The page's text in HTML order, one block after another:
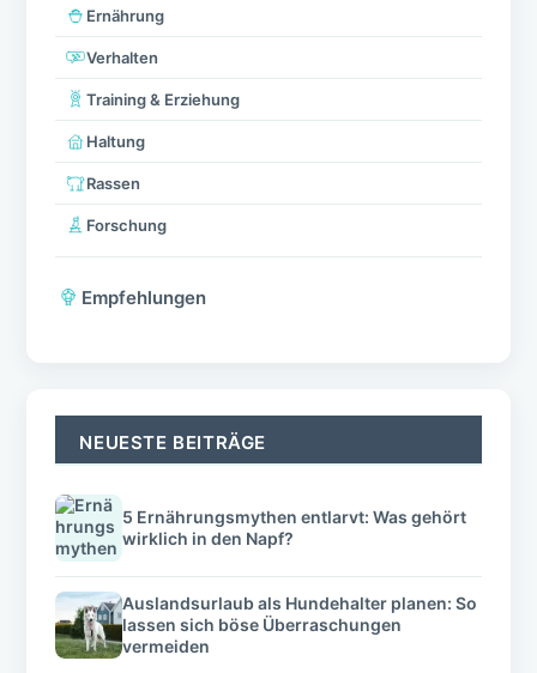
Ernährung
Verhalten
Training & Erziehung
Haltung
Rassen
Forschung
Empfehlungen
NEUESTE BEITRÄGE
5 Ernährungsmythen entlarvt: Was gehört
wirklich in den Napf?
Auslandsurlaub als Hundehalter planen: So
lassen sich böse Überraschungen
vermeiden